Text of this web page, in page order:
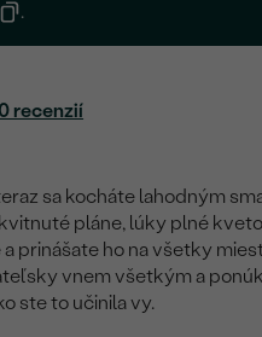
.
recenzií
sa kocháte lahodným
pláne, lúky plné
prinášate ho na všetky
vnem všetkým a
ste to učinila vy.